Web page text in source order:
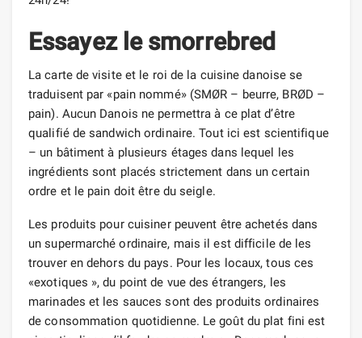
Essayez le smorrebred
La carte de visite et le roi de la cuisine danoise se
traduisent par «pain nommé» (SMØR – beurre, BRØD –
pain). Aucun Danois ne permettra à ce plat d’être
qualifié de sandwich ordinaire. Tout ici est scientifique
– un bâtiment à plusieurs étages dans lequel les
ingrédients sont placés strictement dans un certain
ordre et le pain doit être du seigle.
Les produits pour cuisiner peuvent être achetés dans
un supermarché ordinaire, mais il est difficile de les
trouver en dehors du pays. Pour les locaux, tous ces
«exotiques », du point de vue des étrangers, les
marinades et les sauces sont des produits ordinaires
de consommation quotidienne. Le goût du plat fini est